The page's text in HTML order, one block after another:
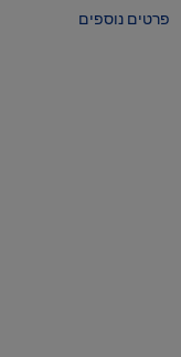
פרטים נוספים